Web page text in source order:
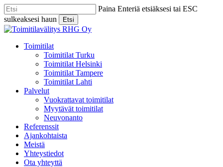
Skip
to
main
content
Paina Enteriä etsiäksesi tai ESC
sulkeaksesi haun
Etsi
Close
Menu
Toimitilat
Toimitilat Turku
Toimitilat Helsinki
Toimitilat Tampere
Toimitilat Lahti
Palvelut
Vuokrattavat toimitilat
Myytävät toimitilat
Neuvonanto
Referenssit
Ajankohtaista
Meistä
Yhteystiedot
Ota yhteyttä